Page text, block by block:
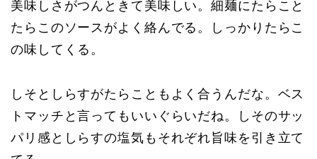
美味しさがつんときて美味しい。細麺にたらこと
たらこのソースがよく絡んでる。しっかりたらこ
の味してくる。
しそとしらすがたらこともよく合うんだな。ベス
トマッチと言ってもいいぐらいだね。しそのサッ
パリ感としらすの塩気もそれぞれ旨味を引き立て